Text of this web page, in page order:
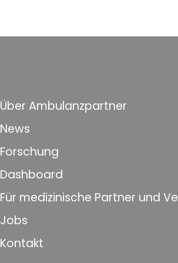
Über Ambulanzpartner
News
Forschung
Dashboard
Für medizinische Partner und
Jobs
Kontakt